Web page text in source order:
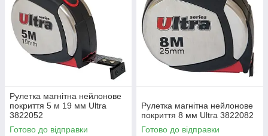
Рулетка магнітна нейлонове
покриття 5 м 19 мм Ultra
3822052
Готово до відправки
Рулетка магнітна нейлонове
покриття 8 мм Ultra 3822082
Готово до відправки